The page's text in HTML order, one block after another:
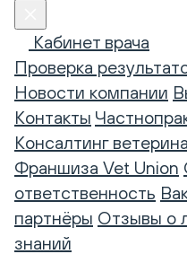
Кабинет врача
Проверка
Новости компании
Контакты
Консалтинг
Франшиза Vet Union
ответственность
партнёры Отзывы о
знаний